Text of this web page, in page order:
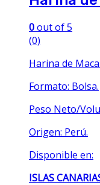
0out of 5
(0)
Harina de Maca.
Formato: Bolsa.
Peso Neto/
Origen: Perú.
Disponible en:
ISLAS